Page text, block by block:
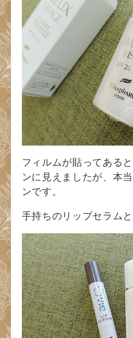
フィルムが貼ってある
ンに見えましたが、本
ンです。
手持ちのリップセラム